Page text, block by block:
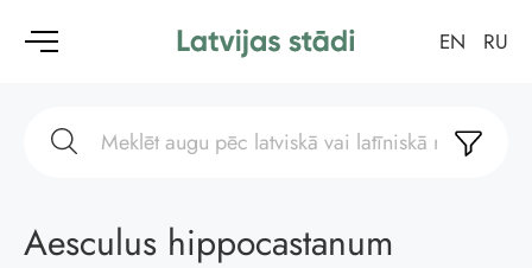
EN RU
Aesculus hippocastanum